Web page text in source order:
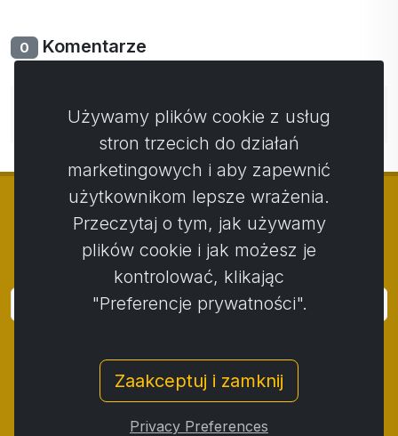
0 Komentarze
Nie ma jeszcze komentarzy. Bądź pierwszy ze swoim
komentarzem.
© Copyright 2014 - 2026 Activstar
Zaloguj się
Zasady i warunki / Polityka prywatności
Procedura składania skarg / Protokół reklamacji
Odstąpienie od umowy / Cookies
Używamy plików cookie z usług
stron trzecich do działań
marketingowych i aby zapewnić
użytkownikom lepsze wrażenia.
Przeczytaj o tym, jak używamy
plików cookie i jak możesz je
kontrolować, klikając
"Preferencje prywatności".
Zaakceptuj i zamknij
Privacy Preferences